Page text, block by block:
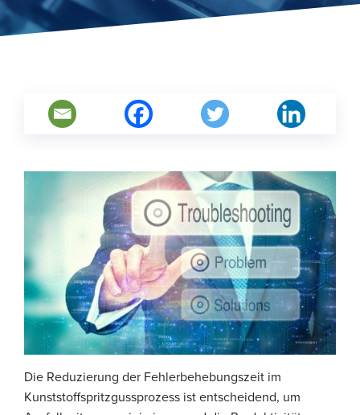
Die Reduzierung der Fehlerbehebungszeit im
Kunststoffspritzgussprozess ist entscheidend, um